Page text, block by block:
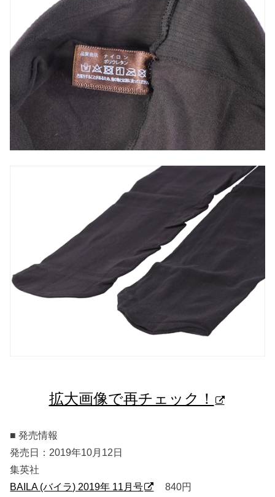
拡大画像で再チェック！
■ 発売情報
発売日：2019年10月12日
集英社
BAILA (バイラ) 2019年 11月号
840円